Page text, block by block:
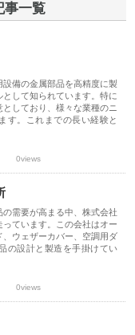
事一覧
備の金属部品を高精度に製
して知られています。特に
としており、様々な業種のニ
す。これまでの長い経験と
0views
需要が高まる中、株式会社
ています。この会社はオー
ウェザーカバー、空調用ダ
の設計と製造を手掛けてい
0views